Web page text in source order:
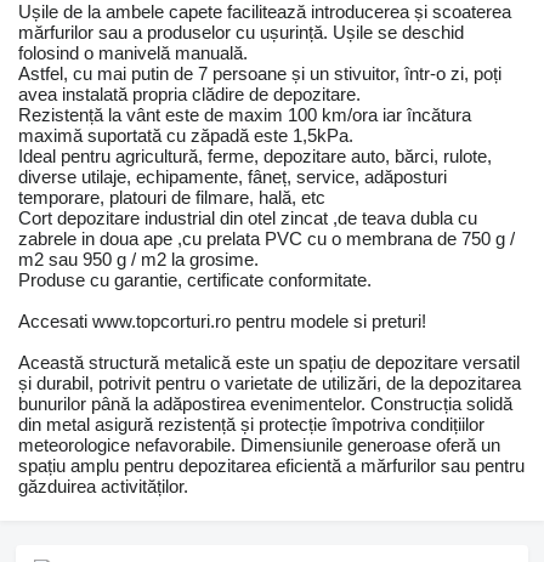
Ușile de la ambele capete facilitează introducerea și scoaterea
mărfurilor sau a produselor cu ușurință. Ușile se deschid
folosind o manivelă manuală.
Astfel, cu mai putin de 7 persoane și un stivuitor, într-o zi, poți
avea instalată propria clădire de depozitare.
Rezistență la vânt este de maxim 100 km/ora iar încătura
maximă suportată cu zăpadă este 1,5kPa.
Ideal pentru agricultură, ferme, depozitare auto, bărci, rulote,
diverse utilaje, echipamente, fâneț, service, adăposturi
temporare, platouri de filmare, hală, etc
Cort depozitare industrial din otel zincat ,de teava dubla cu
zabrele in doua ape ,cu prelata PVC cu o membrana de 750 g /
m2 sau 950 g / m2 la grosime.
Produse cu garantie, certificate conformitate.
Accesati www.topcorturi.ro pentru modele si preturi!
Această structură metalică este un spațiu de depozitare versatil
și durabil, potrivit pentru o varietate de utilizări, de la depozitarea
bunurilor până la adăpostirea evenimentelor. Construcția solidă
din metal asigură rezistență și protecție împotriva condițiilor
meteorologice nefavorabile. Dimensiunile generoase oferă un
spațiu amplu pentru depozitarea eficientă a mărfurilor sau pentru
găzduirea activităților.